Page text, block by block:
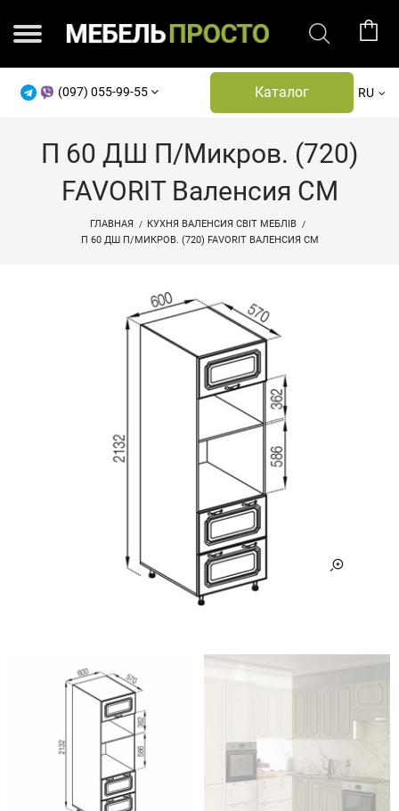
(097) 055-99-55 Каталог RU
П 60 ДШ П/микров. (720)
FAVORIT Валенсия СМ
ГЛАВНАЯ
КУХНЯ ВАЛЕНСИЯ СВІТ МЕБЛІВ
П 60 ДШ П/МИКРОВ. (720) FAVORIT ВАЛЕНСИЯ СМ